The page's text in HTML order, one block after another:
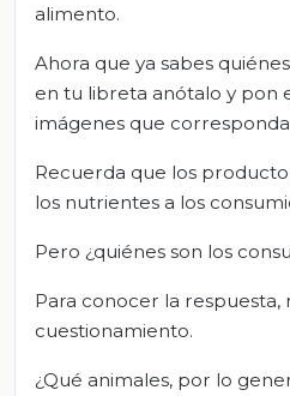
alimento.
Ahora que ya sabes
en tu libreta anótalo y pon
imágenes que
Recuerda que los
los nutrientes a los
Pero ¿quiénes son los
Para conocer la respuesta,
cuestionamiento.
¿Qué animales, por lo